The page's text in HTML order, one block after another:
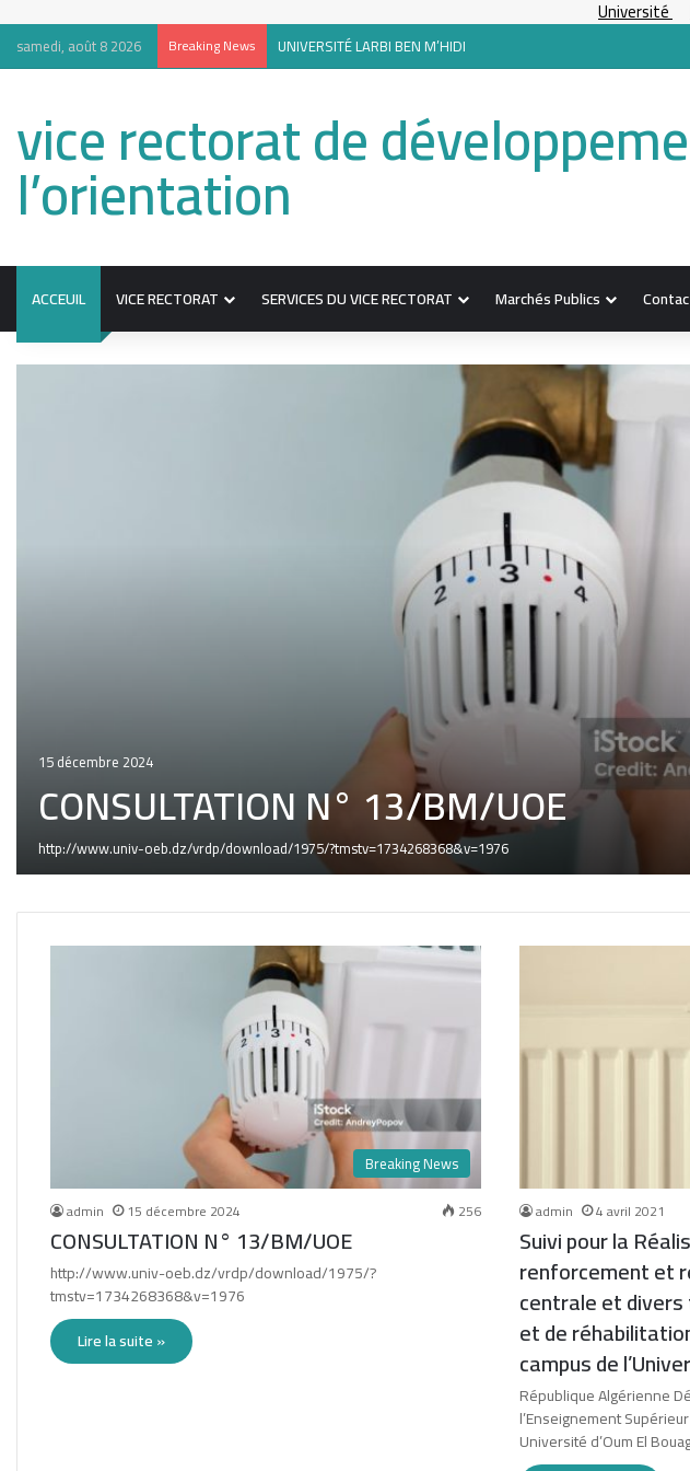
Université
samedi, août 8 2026 Breaking News UNIVERSITÉ LARBI BEN M’HIDI
vice rectorat de
l’orientation
ACCEUIL VICE RECTORAT SERVICES DU VICE RECTORAT Marchés Publics
15 décembre 2024
CONSULTATION N° 13/BM/UOE
http://www.univ-oeb.dz/vrdp/download/1975/?tmstv=1734268368&v=1976
Breaking News
admin 15 décembre 2024 256
CONSULTATION N° 13/BM/UOE
http://www.univ-oeb.dz/vrdp/download/1975/?
tmstv=1734268368&v=1976
Lire la suite »
admin 4 avril 2021
Suivi pour la
renforcement et
centrale et
et de
campus de
République Algérienne
l’Enseignement
Université d’Oum El